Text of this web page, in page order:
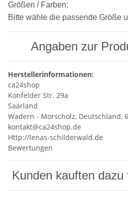
Größen / Farben:
Bitte wähle die passende Größe
Angaben zur
Herstellerinformationen:
ca24shop
Konfelder Str. 29a
Saarland
Wadern - Morscholz, Deutschland,
kontakt@ca24shop.de
Http://lenas-schilderwald.de
Bewertungen
Kunden kauften dazu